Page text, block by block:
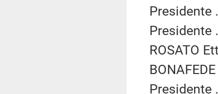
Presidente
Presidente
ROSATO
Presidente